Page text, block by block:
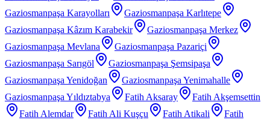
Gaziosmanpaşa Karayolları
Gaziosmanpaşa Karlıtepe
Gaziosmanpaşa Kâzım Karabekir
Gaziosmanpaşa Merkez
Gaziosmanpaşa Mevlana
Gaziosmanpaşa Pazariçi
Gaziosmanpaşa Sarıgöl
Gaziosmanpaşa Şemsipaşa
Gaziosmanpaşa Yenidoğan
Gaziosmanpaşa Yenimahalle
Gaziosmanpaşa Yıldıztabya
Fatih Aksaray
Fatih Akşemsettin
Fatih Alemdar
Fatih Ali Kuşçu Fatih Atikali
Fatih